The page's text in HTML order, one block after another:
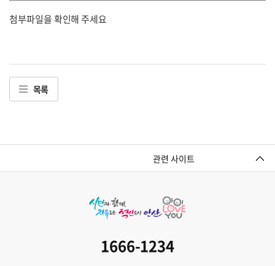
첨부파일을 확인해 주세요
목록
관련 사이트
1666-1234